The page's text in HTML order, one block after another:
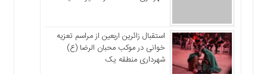
استقبال زائرین اربعین از مراسم تعزیه
خوانی در موکب محبان الرضا (ع)
شهرداری منطقه یک